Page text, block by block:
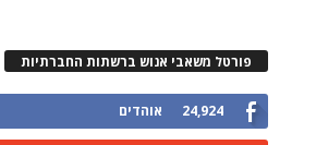
פורטל משאבי אנוש ברשתות החברתיות
24,924 אוהדים